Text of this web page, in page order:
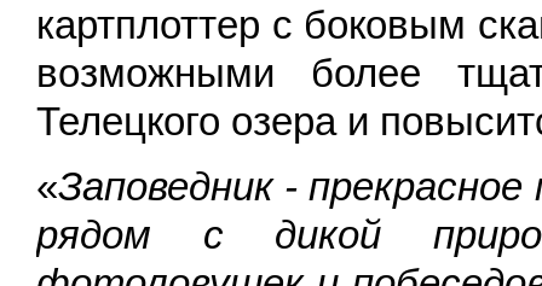
картплоттер с боковым
возможными более
Телецкого озера и
«Заповедник -
рядом с дикой